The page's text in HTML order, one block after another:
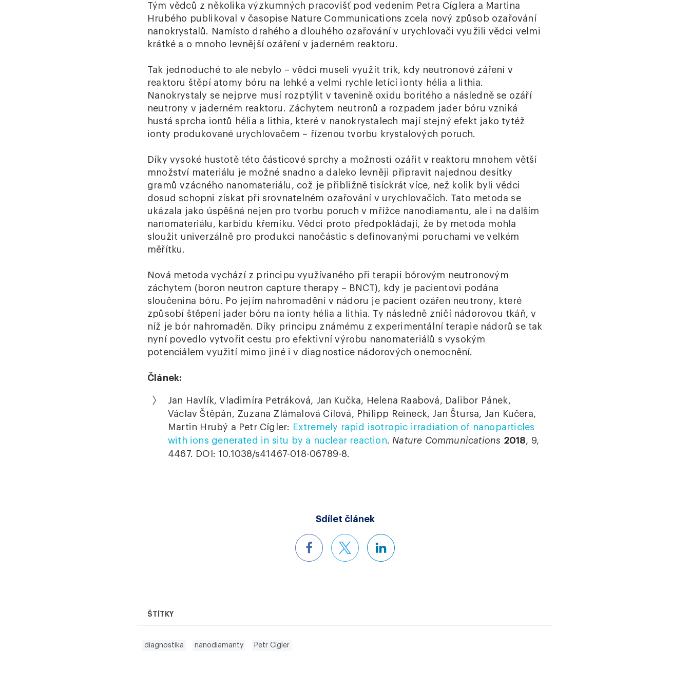
Tým vědců z několika výzkumných pracovišť pod vedením Petra Cíglera a Martina
Hrubého publikoval v časopise Nature Communications zcela nový způsob ozařování
nanokrystalů. Namísto drahého a dlouhého ozařování v urychlovači využili vědci velmi
krátké a o mnoho levnější ozáření v jaderném reaktoru.
Tak jednoduché to ale nebylo – vědci museli využít trik, kdy neutronové záření v
reaktoru štěpí atomy bóru na lehké a velmi rychle letící ionty hélia a lithia.
Nanokrystaly se nejprve musí rozptýlit v tavenině oxidu boritého a následně se ozáří
neutrony v jaderném reaktoru. Záchytem neutronů a rozpadem jader bóru vzniká
hustá sprcha iontů hélia a lithia, které v nanokrystalech mají stejný efekt jako tytéž
ionty produkované urychlovačem – řízenou tvorbu krystalových poruch.
Díky vysoké hustotě této částicové sprchy a možnosti ozářit v reaktoru mnohem větší
množství materiálu je možné snadno a daleko levněji připravit najednou desítky
gramů vzácného nanomateriálu, což je přibližně tisíckrát více, než kolik byli vědci
dosud schopni získat při srovnatelném ozařování v urychlovačích. Tato metoda se
ukázala jako úspěšná nejen pro tvorbu poruch v mřížce nanodiamantu, ale i na dalším
nanomateriálu, karbidu křemíku. Vědci proto předpokládají, že by metoda mohla
sloužit univerzálně pro produkci nanočástic s definovanými poruchami ve velkém
měřítku.
Nová metoda vychází z principu využívaného při terapii bórovým neutronovým
záchytem (boron neutron capture therapy – BNCT), kdy je pacientovi podána
sloučenina bóru. Po jejím nahromadění v nádoru je pacient ozářen neutrony, které
způsobí štěpení jader bóru na ionty hélia a lithia. Ty následně zničí nádorovou tkáň, v
níž je bór nahromaděn. Díky principu známému z experimentální terapie nádorů se tak
nyní povedlo vytvořit cestu pro efektivní výrobu nanomateriálů s vysokým
potenciálem využití mimo jiné i v diagnostice nádorových onemocnění.
Článek:
Jan Havlík, Vladimíra Petráková, Jan Kučka, Helena Raabová, Dalibor Pánek,
Václav Štěpán, Zuzana Zlámalová Cílová, Philipp Reineck, Jan Štursa, Jan Kučera,
Martin Hrubý a Petr Cígler:
Extremely rapid isotropic irradiation of nanoparticles
with ions generated in situ by a nuclear reaction. Nature Communications 2018, 9,
4467. DOI: 10.1038/s41467-018-06789-8.
Sdílet článek
ŠTÍTKY
diagnostika nanodiamanty Petr Cígler